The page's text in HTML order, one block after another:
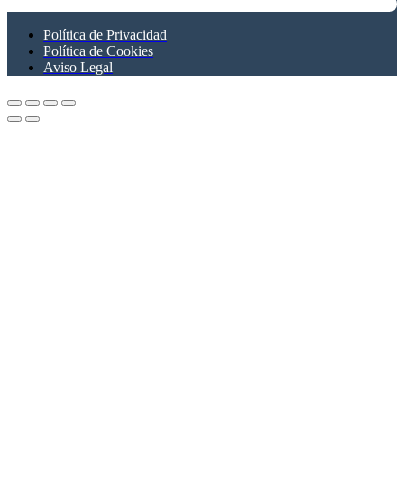
Política de Privacidad
Política de Cookies
Aviso Legal